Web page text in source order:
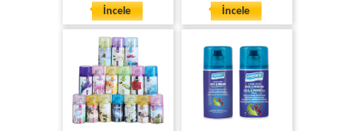
İncele
İncele